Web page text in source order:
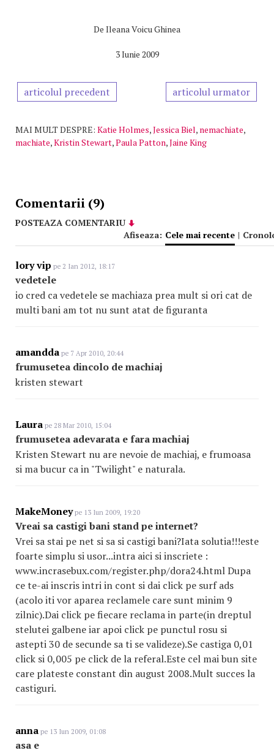
De Ileana Voicu Ghinea
3 Iunie 2009
articolul precedent articolul urmator
MAI MULT DESPRE: Katie Holmes,Jessica Biel, nemachiate,
machiate,Kristin Stewart,Paula Patton,Jaine King
Comentarii (9)
POSTEAZA COMENTARIU
Afiseaza: Cele mai recente |
lory vip pe 2 Ian 2012, 18:17
vedetele
io cred ca vedetele se machiaza prea mult si ori cat de
multi bani am tot nu sunt atat de figuranta
amandda pe 7 Apr 2010, 20:44
frumusetea dincolo de machiaj
kristen stewart
Laura pe 28 Mar 2010, 15:04
frumusetea adevarata e fara machiaj
Kristen Stewart nu are nevoie de machiaj, e frumoasa
si ma bucur ca in "Twilight" e naturala.
MakeMoneype 13 Iun 2009, 19:20
Vreai sa castigi bani stand pe internet?
Vrei sa stai pe net si sa si castigi bani?Iata solutia!!!este
foarte simplu si usor...intra aici si inscriete :
www.incrasebux.com/register.php/dora24.html Dupa
ce te-ai inscris intri in cont si dai click pe surf ads
(acolo iti vor aparea reclamele care sunt minim 9
zilnic).Dai click pe fiecare reclama in parte(in dreptul
stelutei galbene iar apoi click pe punctul rosu si
astepti 30 de secunde sa ti se valideze).Se castiga 0,01
click si 0,005 pe click de la referal.Este cel mai bun site
care plateste constant din august 2008.Mult succes la
castiguri.
anna pe 13 Iun 2009, 01:08
asa e